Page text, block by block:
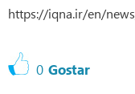
https://iqna.ir/en/
0 Gostar